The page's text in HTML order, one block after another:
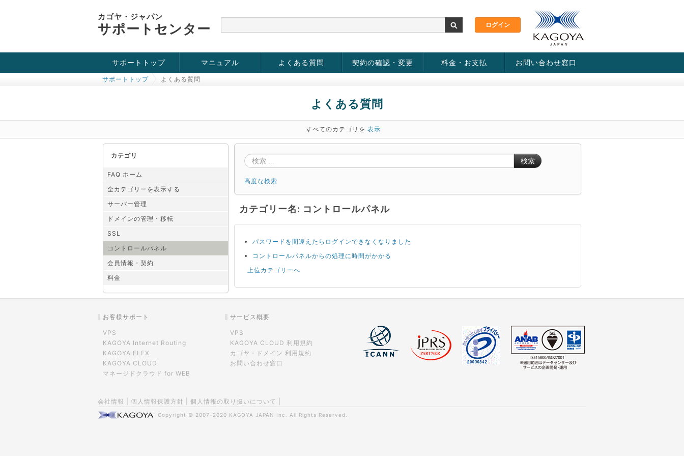
カゴヤ・ジャパン
サポートセンター
サポートトップ
お役立ち情報
チュートリアル
障害・メンテナンス情報
マニュアル よくある質問 契約の確認・変更 料金・お支払 お問い合わせ窓口
サポートトップ よくある質問
よくある質問
すべてのカテゴリを 表示
カテゴリ
FAQ ホーム
全カテゴリーを表示する
サーバー管理
ドメインの管理・移転
SSL
コントロールパネル
会員情報・契約
料金
検索
高度な検索
カテゴリー名: コントロールパネル
パスワードを間違えたらログインできなくなりました
コントロールパネルからの処理に時間がかかる
上位カテゴリーへ
お客様サポート
VPS
KAGOYA Internet Routing
KAGOYA FLEX
KAGOYA CLOUD
マネージドクラウド for WEB
サービス概要
VPS
KAGOYA CLOUD 利用規約
カゴヤ・ドメイン 利用規約
お問い合わせ窓口
会社情報 個人情報保護方針 個人情報の取り扱いについて
Copyright © 2007-2020 KAGOYA JAPAN Inc. All Rights Reserved.